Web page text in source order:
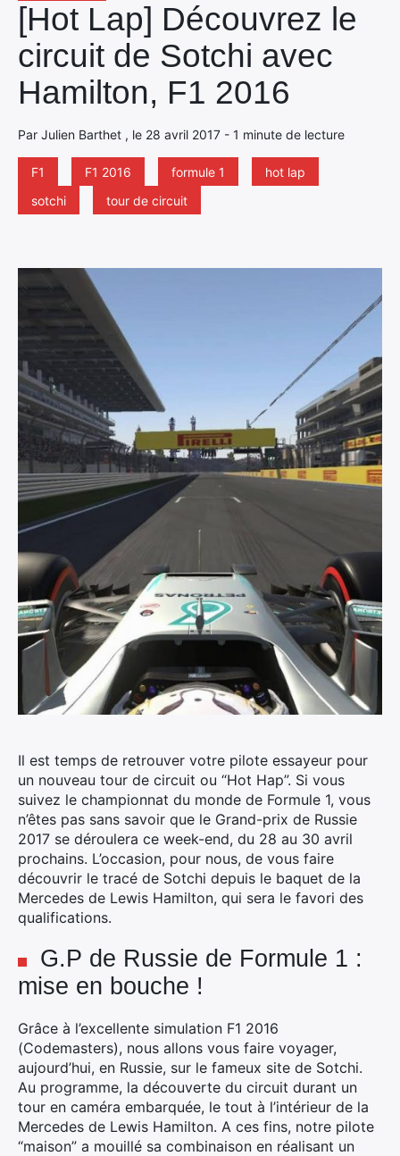
[Hot Lap] Découvrez le
circuit de Sotchi avec
Hamilton, F1 2016
Par Julien Barthet , le 28 avril 2017 - 1 minute de lecture
F1 F1 2016 formule 1
hot lap
sotchi
tour de circuit
Il est temps de retrouver votre pilote essayeur pour
un nouveau tour de circuit ou “Hot Hap”. Si vous
suivez le championnat du monde de Formule 1, vous
n’êtes pas sans savoir que le Grand-prix de Russie
2017 se déroulera ce week-end, du 28 au 30 avril
prochains. L’occasion, pour nous, de vous faire
découvrir le tracé de Sotchi depuis le baquet de la
Mercedes de Lewis Hamilton, qui sera le favori des
qualifications.
G.P de Russie de Formule 1 :
mise en bouche !
Grâce à l’excellente simulation F1 2016
(Codemasters), nous allons vous faire voyager,
aujourd’hui, en Russie, sur le fameux site de Sotchi.
Au programme, la découverte du circuit durant un
tour en caméra embarquée, le tout à l’intérieur de la
Mercedes de Lewis Hamilton. A ces fins, notre pilote
“maison” a mouillé sa combinaison en réalisant un